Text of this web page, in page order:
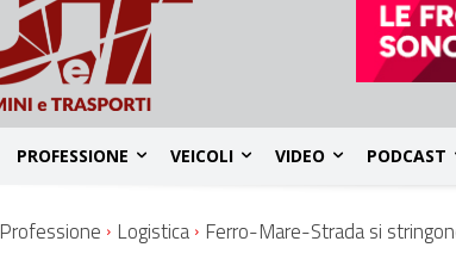
PROFESSIONE VEICOLI VIDEO PODCAST
Professione Logistica Ferro-Mare-Strada si